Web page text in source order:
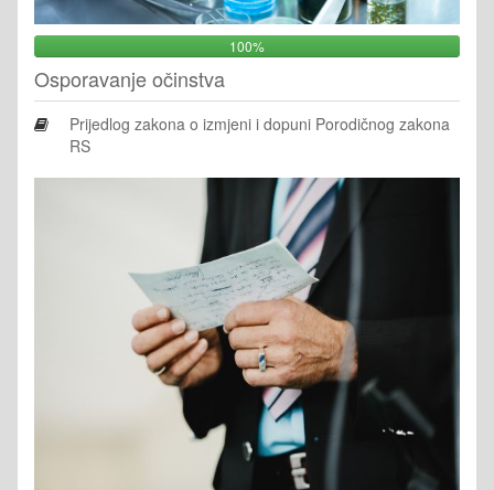
100%
Osporavanje očinstva
Prijedlog zakona o izmjeni i dopuni Porodičnog zakona
RS